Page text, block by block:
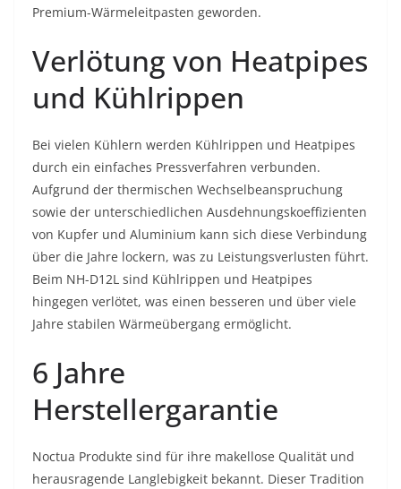
Premium-Wärmeleitpasten geworden.
Verlötung von Heatpipes
und Kühlrippen
Bei vielen Kühlern werden Kühlrippen und Heatpipes
durch ein einfaches Pressverfahren verbunden.
Aufgrund der thermischen Wechselbeanspruchung
sowie der unterschiedlichen Ausdehnungskoeffizienten
von Kupfer und Aluminium kann sich diese Verbindung
über die Jahre lockern, was zu Leistungsverlusten führt.
Beim NH-D12L sind Kühlrippen und Heatpipes
hingegen verlötet, was einen besseren und über viele
Jahre stabilen Wärmeübergang ermöglicht.
6 Jahre
Herstellergarantie
Noctua Produkte sind für ihre makellose Qualität und
herausragende Langlebigkeit bekannt. Dieser Tradition